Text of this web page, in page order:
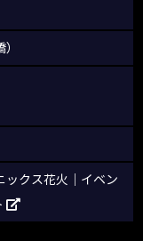
ックス花火｜イベン